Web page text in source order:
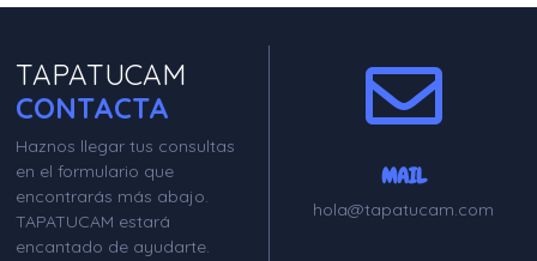
TAPATUCAM
CONTACTA
Haznos llegar tus consultas
en el formulario que
encontrarás más abajo.
TAPATUCAM estará
encantado de ayudarte.
MAIL
hola@tapatucam.com